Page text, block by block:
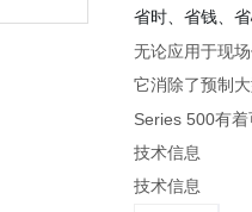
省时、省钱、
无论应用于现
它消除了预制
Series 500有着
技术信息
技术信息